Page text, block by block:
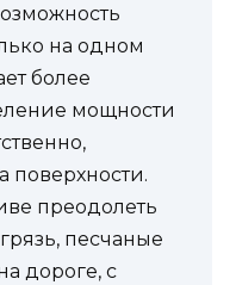
на одном
более
мощности
поверхности.
преодолеть
песчаные
дороге, с